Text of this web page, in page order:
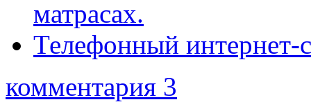
матрасах.
Телефонный интернет-
комментария 3